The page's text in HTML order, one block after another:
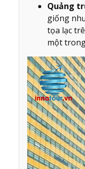
Quảng
giống
tọa lạc
một